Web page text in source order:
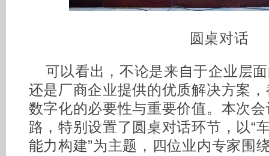
圆桌对话
可以看出，不论是来自于企业层
还是厂商企业提供的优质解决方案
数字化的必要性与重要价值。本次
路，特别设置了圆桌对话环节，以“
能力构建”为主题，四位业内专家围